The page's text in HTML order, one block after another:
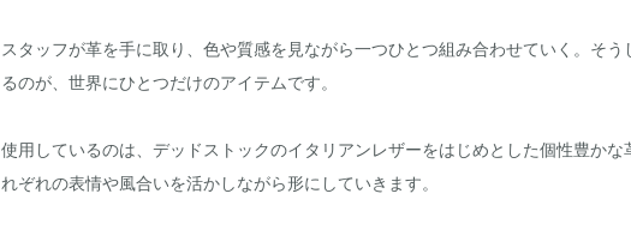
スタッフが革を手に取り、色や質感を見ながら一つひとつ組み合わせていく。そう
るのが、世界にひとつだけのアイテムです。
使用しているのは、デッドストックのイタリアンレザーをはじめとした個性豊かな
れぞれの表情や風合いを活かしながら形にしていきます。